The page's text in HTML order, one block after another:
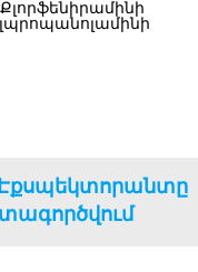
Էքսպեկտորանտը